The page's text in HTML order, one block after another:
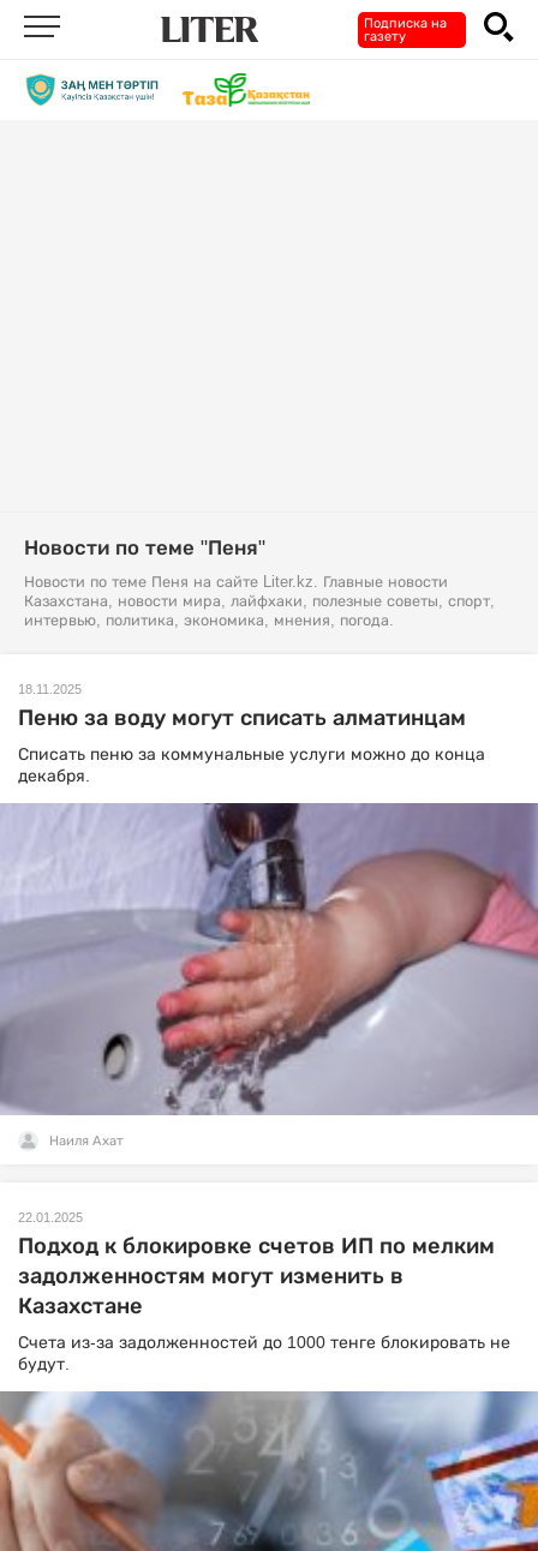
Подписка на
газету
Новости по теме "Пеня"
Новости по теме Пеня на сайте Liter.kz. Главные новости
Казахстана, новости мира, лайфхаки, полезные советы, спорт,
интервью, политика, экономика, мнения, погода.
18.11.2025
Пеню за воду могут списать алматинцам
Списать пеню за коммунальные услуги можно до конца
декабря.
Наиля Ахат
22.01.2025
Подход к блокировке счетов ИП по мелким
задолженностям могут изменить в
Казахстане
Счета из-за задолженностей до 1000 тенге блокировать не
будут.